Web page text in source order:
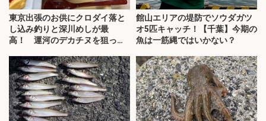
東京出張のお供にクロダイ落と
し込み釣りと深川めしが最
高！ 運河のデカチヌを狙って
館山エリアの堤防でソウダガツ
オ5匹キャッチ！【千葉】今期の
魚は一筋縄ではいかない？